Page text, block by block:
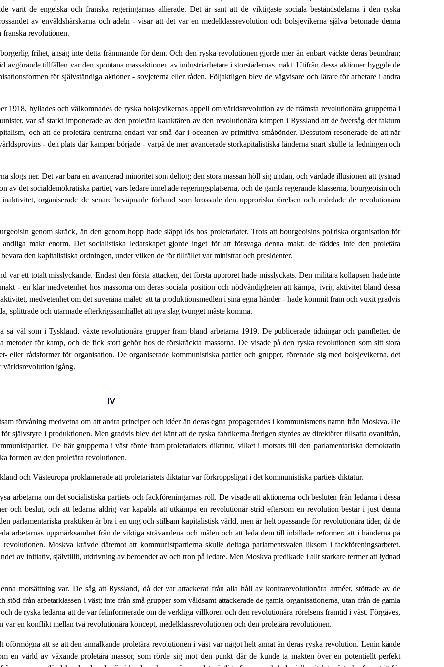
varit de engelska och franska regeringarnas allierade. Det är sant att de viktigaste sociala beståndsdelarna i den ryska
av envåldshärskarna och adeln - visar att det var en medelklassrevolution och bolsjevikerna själva betonade denna
franska revolutionen.
frihet, ansåg inte detta främmande för dem. Och den ryska revolutionen gjorde mer än enbart väckte deras beundran;
avgörande tillfällen var den spontana massaktionen av industriarbetare i storstädernas makt. Utifrån dessa aktioner byggde de
för självständiga aktioner - sovjeterna eller råden. Följaktligen blev de vägvisare och lärare för arbetare i andra
1918, hyllades och välkomnades de ryska bolsjevikernas appell om världsrevolution av de främsta revolutionära grupperna i
var så starkt imponerade av den proletära karaktären av den revolutionära kampen i Ryssland att de översåg det faktum
och att de proletära centrarna endast var små öar i oceanen av primitiva småbönder. Dessutom resonerade de att när
- den plats där kampen började - varpå de mer avancerade storkapitalistiska länderna snart skulle ta ledningen och
slogs ner. Det var bara en avancerad minoritet som deltog; den stora massan höll sig undan, och vårdade illusionen att tystnad
det socialdemokratiska partiet, vars ledare innehade regeringsplatserna, och de gamla regerande klasserna, bourgeoisin och
organiserade de senare beväpnade förband som krossade den upproriska rörelsen och mördade de revolutionära
genom skräck, än den genom hopp hade släppt lös hos proletariatet. Trots att bourgeoisins politiska organisation för
makt enorm. Det socialistiska ledarskapet gjorde inget för att försvaga denna makt; de räddes inte den proletära
den kapitalistiska ordningen, under vilken de för tillfället var ministrar och presidenter.
var ett totalt misslyckande. Endast den första attacken, det första upproret hade misslyckats. Den militära kollapsen hade inte
- en klar medvetenhet hos massorna om deras sociala position och nödvändigheten att kämpa, ivrig aktivitet bland dessa
medvetenhet om det suveräna målet: att ta produktionsmedlen i sina egna händer - hade kommit fram och vuxit gradvis
splittrade och utarmade efterkrigssamhället att nya slag tvunget måste komma.
väl som i Tyskland, växte revolutionära grupper fram bland arbetarna 1919. De publicerade tidningar och pamfletter, de
för kamp, och de fick stort gehör hos de förskräckta massorna. De visade på den ryska revolutionen som sitt stora
eller rådsformer för organisation. De organiserade kommunistiska partier och grupper, förenade sig med bolsjevikerna, det
världsrevolution igång.
IV
förvåning medvetna om att andra principer och idéer än deras egna propagerades i kommunismens namn från Moskva. De
självstyre i produktionen. Men gradvis blev det känt att de ryska fabrikerna återigen styrdes av direktörer tillsatta ovanifrån,
De här grupperna i väst förde fram proletariatets diktatur, vilket i motsats till den parlamentariska demokratin
formen av den proletära revolutionen.
och Västeuropa proklamerade att proletariatets diktatur var förkroppsligat i det kommunistiska partiets diktatur.
arbetarna om det socialistiska partiets och fackföreningarnas roll. De visade att aktionerna och besluten från ledarna i dessa
och beslut, och att ledarna aldrig var kapabla att utkämpa en revolutionär strid eftersom en revolution består i just denna
parlamentariska praktiken är bra i en ung och stillsam kapitalistisk värld, men är helt opassande för revolutionära tider, då de
arbetarnas uppmärksamhet från de viktiga strävandena och målen och att leda dem till inbillade reformer; att i händerna på
Moskva krävde däremot att kommunistpartierna skulle deltaga parlamentsvalen liksom i fackföreningsarbetet.
av initiativ, självtillit, utdrivning av beroendet av och tron på ledare. Men Moskva predikade i allt starkare termer att lydnad
motsättning var. De såg att Ryssland, då det var attackerat från alla håll av kontrarevolutionära arméer, stöttade av de
stöd från arbetarklassen i väst; inte från små grupper som våldsamt attackerade de gamla organisationerna, utan från de gamla
de ryska ledarna att de var felinformerade om de verkliga villkoren och den revolutionära rörelsens framtid i väst. Förgäves,
en konflikt mellan två revolutionära koncept, medelklassrevolutionen och den proletära revolutionen.
att se att den annalkande proletära revolutionen i väst var något helt annat än deras ryska revolution. Lenin kände
en värld av växande proletära massor, som rörde sig mot den punkt där de kunde ta makten över en potentiellt perfekt